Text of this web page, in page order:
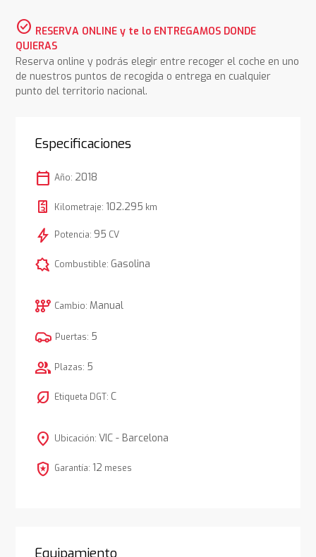
check_circle RESERVA ONLINE y te lo ENTREGAMOS DONDE
QUIERAS
Reserva online y podrás elegir entre recoger el coche en uno
de nuestros puntos de recogida o entrega en cualquier
punto del territorio nacional.
Especificaciones
calendar_today Año: 2018
Kilometraje: 102.295 km
bolt Potencia: 95 CV
comic_bubble Combustible: Gasolina
auto_transmission Cambio: Manual
Puertas: 5
group Plazas: 5
nest_eco_leaf Etiqueta DGT: C
location_on Ubicación: VIC - Barcelona
local_police Garantía: 12 meses
Equipamiento